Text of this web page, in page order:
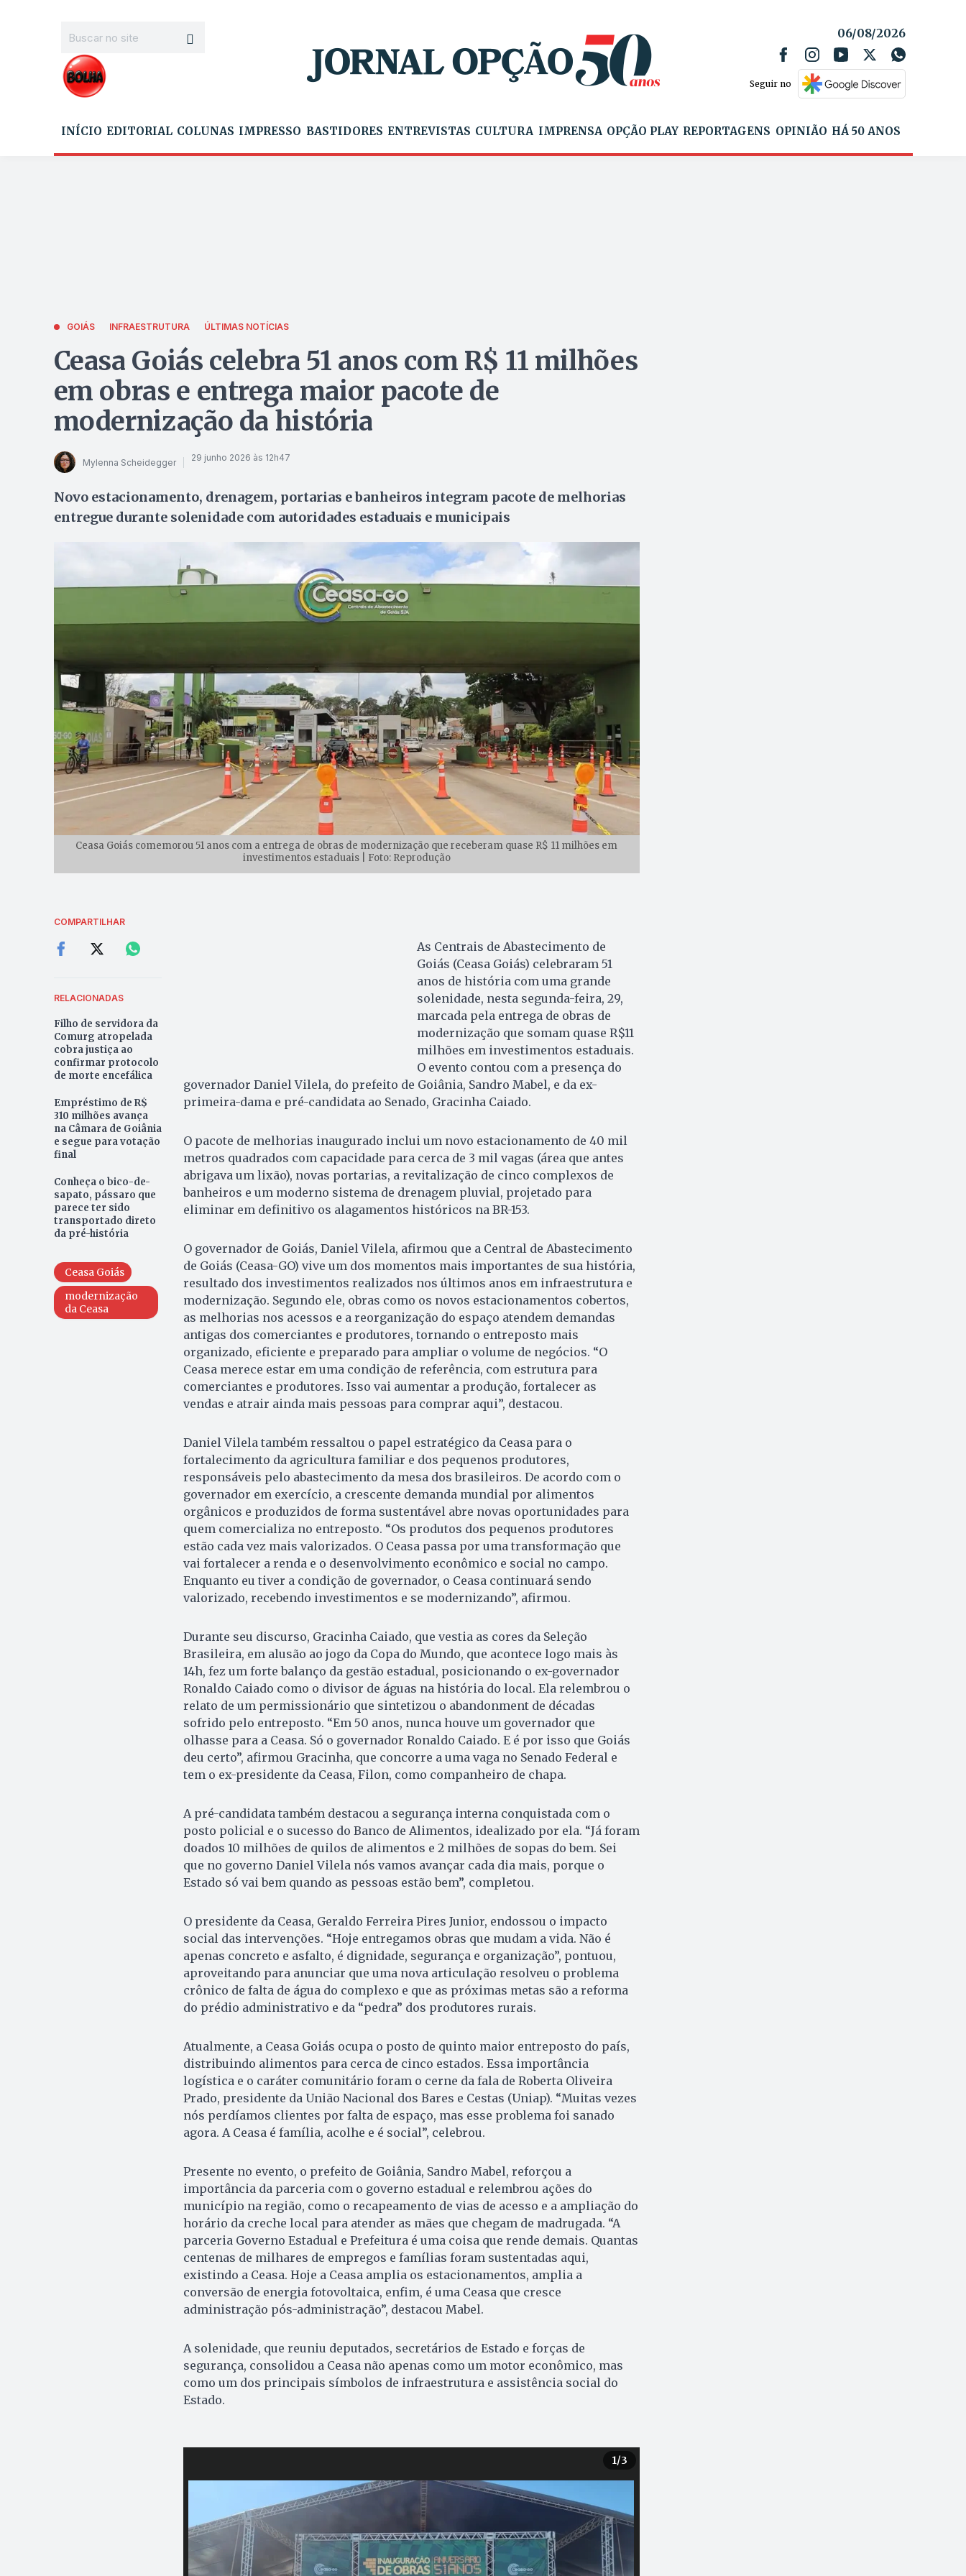
06/08/2026
Seguir no
INÍCIO EDITORIAL COLUNAS IMPRESSO BASTIDORES ENTREVISTAS CULTURA IMPRENSA OPÇÃO PLAY REPORTAGENS OPINIÃO HÁ 50 ANOS
GOIÁS INFRAESTRUTURA ÚLTIMAS NOTÍCIAS
Ceasa Goiás celebra 51 anos com R$ 11 milhões
em obras e entrega maior pacote de
modernização da história
Mylenna Scheidegger 29 junho 2026 às 12h47
Novo estacionamento, drenagem, portarias e banheiros integram pacote de melhorias
entregue durante solenidade com autoridades estaduais e municipais
Ceasa Goiás comemorou 51 anos com a entrega de obras de modernização que receberam quase R$ 11 milhões em
investimentos estaduais | Foto: Reprodução
COMPARTILHAR
RELACIONADAS
Filho de servidora da
Comurg atropelada
cobra justiça ao
confirmar protocolo
de morte encefálica
Empréstimo de R$
310 milhões avança
na Câmara de Goiânia
e segue para votação
final
Conheça o bico-de-
sapato, pássaro que
parece ter sido
transportado direto
da pré-história
Ceasa Goiás
modernização
da Ceasa
As Centrais de Abastecimento de
Goiás (Ceasa Goiás) celebraram 51
anos de história com uma grande
solenidade, nesta segunda-feira, 29,
marcada pela entrega de obras de
modernização que somam quase R$11
milhões em investimentos estaduais.
O evento contou com a presença do
governador Daniel Vilela, do prefeito de Goiânia, Sandro Mabel, e da ex-
primeira-dama e pré-candidata ao Senado, Gracinha Caiado.
O pacote de melhorias inaugurado inclui um novo estacionamento de 40 mil
metros quadrados com capacidade para cerca de 3 mil vagas (área que antes
abrigava um lixão), novas portarias, a revitalização de cinco complexos de
banheiros e um moderno sistema de drenagem pluvial, projetado para
eliminar em definitivo os alagamentos históricos na BR-153.
O governador de Goiás, Daniel Vilela, afirmou que a Central de Abastecimento
de Goiás (Ceasa-GO) vive um dos momentos mais importantes de sua história,
resultado dos investimentos realizados nos últimos anos em infraestrutura e
modernização. Segundo ele, obras como os novos estacionamentos cobertos,
as melhorias nos acessos e a reorganização do espaço atendem demandas
antigas dos comerciantes e produtores, tornando o entreposto mais
organizado, eficiente e preparado para ampliar o volume de negócios. “O
Ceasa merece estar em uma condição de referência, com estrutura para
comerciantes e produtores. Isso vai aumentar a produção, fortalecer as
vendas e atrair ainda mais pessoas para comprar aqui”, destacou.
Daniel Vilela também ressaltou o papel estratégico da Ceasa para o
fortalecimento da agricultura familiar e dos pequenos produtores,
responsáveis pelo abastecimento da mesa dos brasileiros. De acordo com o
governador em exercício, a crescente demanda mundial por alimentos
orgânicos e produzidos de forma sustentável abre novas oportunidades para
quem comercializa no entreposto. “Os produtos dos pequenos produtores
estão cada vez mais valorizados. O Ceasa passa por uma transformação que
vai fortalecer a renda e o desenvolvimento econômico e social no campo.
Enquanto eu tiver a condição de governador, o Ceasa continuará sendo
valorizado, recebendo investimentos e se modernizando”, afirmou.
Durante seu discurso, Gracinha Caiado, que vestia as cores da Seleção
Brasileira, em alusão ao jogo da Copa do Mundo, que acontece logo mais às
14h, fez um forte balanço da gestão estadual, posicionando o ex-governador
Ronaldo Caiado como o divisor de águas na história do local. Ela relembrou o
relato de um permissionário que sintetizou o abandonment de décadas
sofrido pelo entreposto. “Em 50 anos, nunca houve um governador que
olhasse para a Ceasa. Só o governador Ronaldo Caiado. E é por isso que Goiás
deu certo”, afirmou Gracinha, que concorre a uma vaga no Senado Federal e
tem o ex-presidente da Ceasa, Filon, como companheiro de chapa.
A pré-candidata também destacou a segurança interna conquistada com o
posto policial e o sucesso do Banco de Alimentos, idealizado por ela. “Já foram
doados 10 milhões de quilos de alimentos e 2 milhões de sopas do bem. Sei
que no governo Daniel Vilela nós vamos avançar cada dia mais, porque o
Estado só vai bem quando as pessoas estão bem”, completou.
O presidente da Ceasa, Geraldo Ferreira Pires Junior, endossou o impacto
social das intervenções. “Hoje entregamos obras que mudam a vida. Não é
apenas concreto e asfalto, é dignidade, segurança e organização”, pontuou,
aproveitando para anunciar que uma nova articulação resolveu o problema
crônico de falta de água do complexo e que as próximas metas são a reforma
do prédio administrativo e da “pedra” dos produtores rurais.
Atualmente, a Ceasa Goiás ocupa o posto de quinto maior entreposto do país,
distribuindo alimentos para cerca de cinco estados. Essa importância
logística e o caráter comunitário foram o cerne da fala de Roberta Oliveira
Prado, presidente da União Nacional dos Bares e Cestas (Uniap). “Muitas vezes
nós perdíamos clientes por falta de espaço, mas esse problema foi sanado
agora. A Ceasa é família, acolhe e é social”, celebrou.
Presente no evento, o prefeito de Goiânia, Sandro Mabel, reforçou a
importância da parceria com o governo estadual e relembrou ações do
município na região, como o recapeamento de vias de acesso e a ampliação do
horário da creche local para atender as mães que chegam de madrugada. “A
parceria Governo Estadual e Prefeitura é uma coisa que rende demais. Quantas
centenas de milhares de empregos e famílias foram sustentadas aqui,
existindo a Ceasa. Hoje a Ceasa amplia os estacionamentos, amplia a
conversão de energia fotovoltaica, enfim, é uma Ceasa que cresce
administração pós-administração”, destacou Mabel.
A solenidade, que reuniu deputados, secretários de Estado e forças de
segurança, consolidou a Ceasa não apenas como um motor econômico, mas
como um dos principais símbolos de infraestrutura e assistência social do
Estado.
1/3